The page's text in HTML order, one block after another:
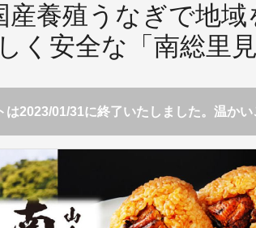
産養殖うなぎで地域
く安全な「南総里
は2023/01/31に終了いたしました。温かい